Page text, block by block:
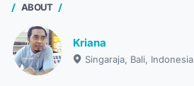
ABOUT
Kriana
Singaraja, Bali, Indonesia